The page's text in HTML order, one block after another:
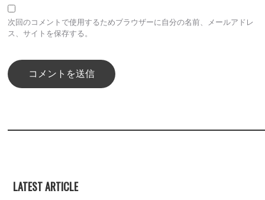
次回のコメントで使用するためブラウザーに自分の名前、メールアドレ
ス、サイトを保存する。
LATEST ARTICLE